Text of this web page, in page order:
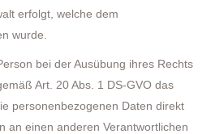
erfolgt, welche dem
wurde.
bei der Ausübung ihres Rechts
Art. 20 Abs. 1 DS-GVO das
personenbezogenen Daten direkt
an einen anderen Verantwortlichen